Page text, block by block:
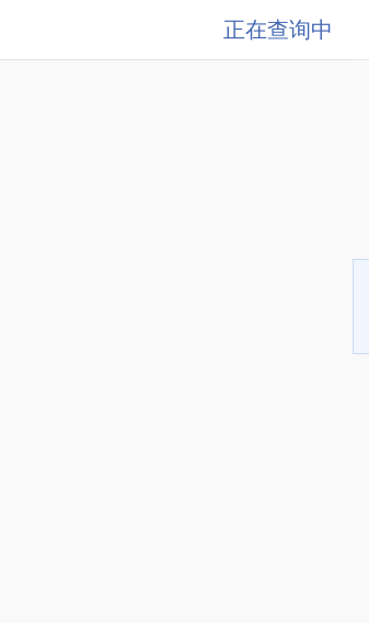
正在查询中